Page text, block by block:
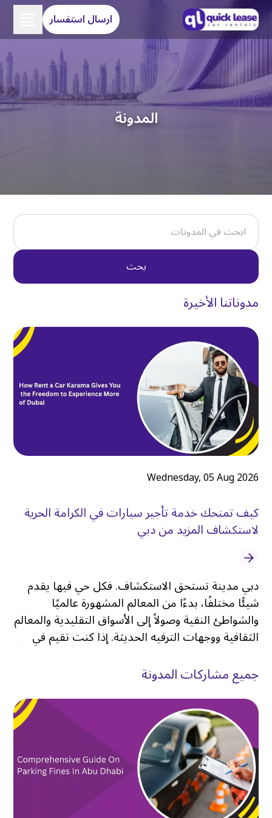
ارسال استفسار
المدونة
بحث
مدوناتنا الأخيرة
Wednesday, 05 Aug 2026
كيف تمنحك خدمة تأجير سيارات في الكرامة الحرية
لاستكشاف المزيد من دبي
دبي مدينة تستحق الاستكشاف. فكل حي فيها يقدم
شيئًا مختلفًا، بدءًا من المعالم المشهورة عالميًا
والشواطئ النقية وصولاً إلى الأسواق التقليدية والمعالم
الثقافية ووجهات الترفيه الحديثة. إذا كنت تقيم في
الكرامة، فأنت بالفعل في واحدة من أكثر الأحياء حيويةً
وتواصلاً في المدينة.
تشتهر الكرامة بشوارعها النابضة بالحياة، وفرص
التسوق بأسعار معقولة، ومطاعمها المتنوعة، وموقعها
المركزي، مما يجعلها نقطة انطلاق ممتازة لاكتشاف كل
ما تقدمه دبي. ولكن على الرغم من أن المنطقة تتمتع
بشبكة مواصلات عامة جيدة، فإن الاعتماد فقط على
الحافلات أو سيارات الأجرة قد يحد من مرونتك، خاصةً
إذا كنت تخطط لزيارة وجهات متعددة في يوم واحد
لهذا السبب يختار العديد من الزوار والمقيمين
جميع مشاركات المدونة